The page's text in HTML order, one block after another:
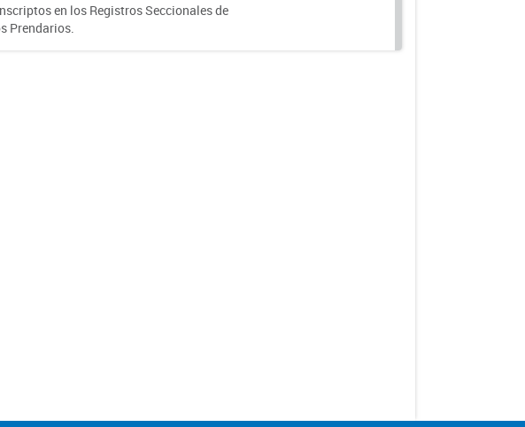
en los Registros Seccionales de
Prendarios.